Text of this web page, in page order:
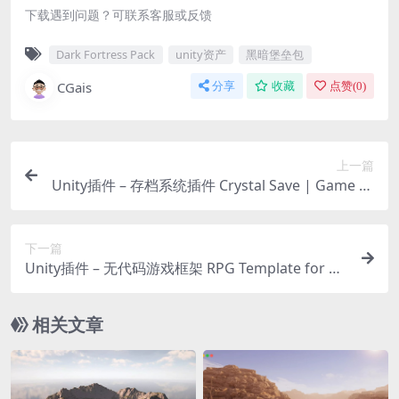
下载遇到问题？可联系客服或反馈
Dark Fortress Pack unity资产 黑暗堡垒包
CGais 分享 收藏 点赞(0)
上一篇
Unity插件 – 存档系统插件 Crystal Save | Game Cr
下一篇
Unity插件 – 无代码游戏框架 RPG Template for Sp
相关文章